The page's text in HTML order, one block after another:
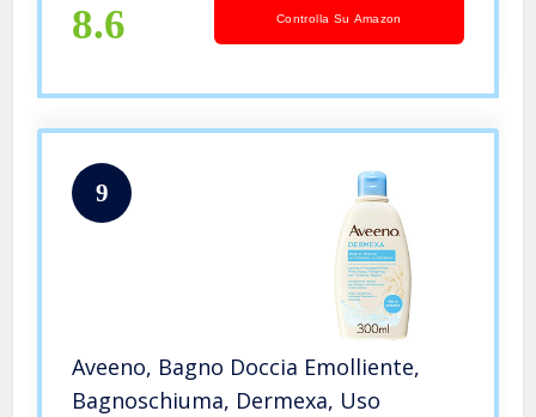
8.6 Controlla Su Amazon
9
Aveeno, Bagno Doccia Emolliente,
Bagnoschiuma, Dermexa, Uso